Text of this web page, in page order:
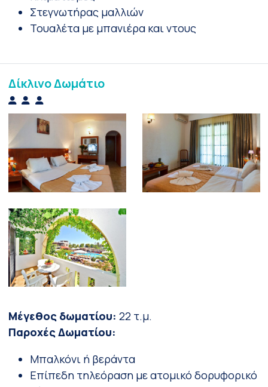
Στεγνωτήρας μαλλιών
Τουαλέτα με μπανιέρα και ντους
Δίκλινο Δωμάτιο
Μέγεθος δωματίου: 22 τ.μ.
Παροχές Δωματίου:
Μπαλκόνι ή βεράντα
Επίπεδη τηλεόραση με ατομικό δορυφορικό